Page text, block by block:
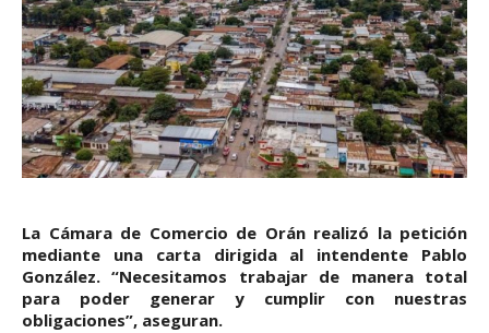
La Cámara de Comercio de Orán realizó la petición
mediante una carta dirigida al intendente Pablo
González. “Necesitamos trabajar de manera total
para poder generar y cumplir con nuestras
obligaciones”, aseguran.